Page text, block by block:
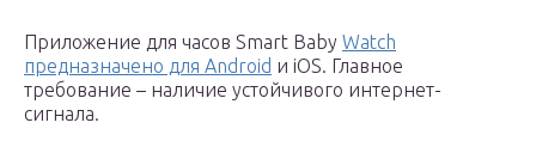
Приложение для часов Smart Baby Watch
предназначено для Android и iOS. Главное
требование – наличие устойчивого интернет-
сигнала.